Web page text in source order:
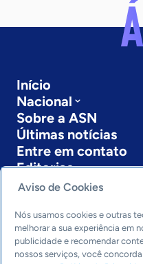
Início
Nacional
Sobre a ASN
Últimas notícias
Entre em contato
Editorias
Economia & Política
Inovação &
Cultura
Dados
Aviso de Cookies
Nós usamos cookies e outras
melhorar a sua experiência em
publicidade e recomendar
nossos serviços, você